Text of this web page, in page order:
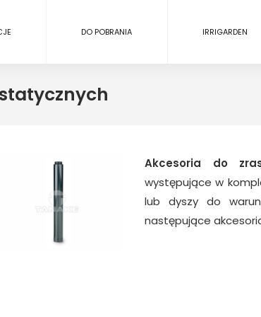
DO POBRANIA IRRIGARDEN
Akcesoria do
występujące w
lub dyszy do
następujące